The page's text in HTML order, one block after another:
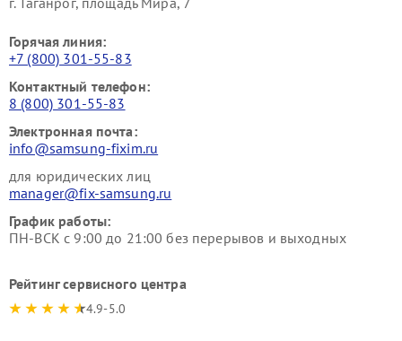
Горячая линия:
+7 (800) 301-55-83
Контактный телефон:
8 (800) 301-55-83
Электронная почта:
info@samsung-fixim.ru
для юридических лиц
manager@fix-samsung.ru
График работы:
ПН-ВСК с 9:00 до 21:00 без перерывов и выходных
Рейтинг сервисного центра
4.9-5.0